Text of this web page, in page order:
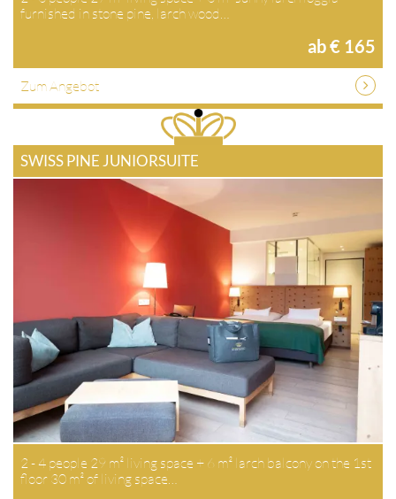
furnished in stone pine, larch wood…
ab € 165
Zum Angebot
SWISS PINE JUNIORSUITE
2 - 4 people 29 m² living space + 6 m² larch balcony on the 1st
floor 30 m² of living space…